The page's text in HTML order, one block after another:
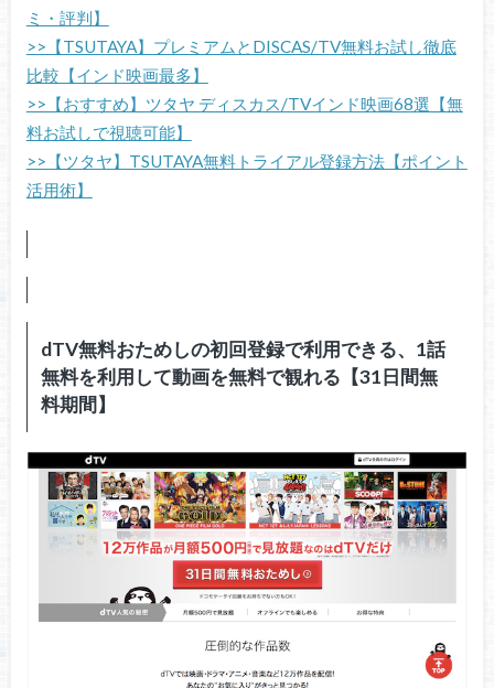
ミ・評判】
>>【TSUTAYA】プレミアムとDISCAS/TV無料お試し徹底
比較【インド映画最多】
>>【おすすめ】ツタヤ ディスカス/TVインド映画68選【無
料お試しで視聴可能】
>>【ツタヤ】TSUTAYA無料トライアル登録方法【ポイント
活用術】
dTV無料おためしの初回登録で利用できる、1話
無料を利用して動画を無料で観れる【31日間無
料期間】